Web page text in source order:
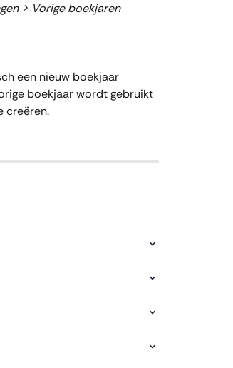
> Vorige boekjaren
een nieuw boekjaar
boekjaar wordt gebruikt
creëren.